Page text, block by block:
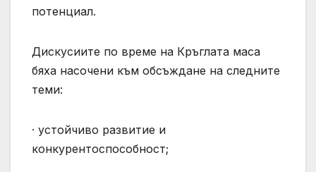
потенциал.
Дискусиите по време на Кръглата маса
бяха насочени към обсъждане на следните
теми:
· устойчиво развитие и
конкурентоспособност;